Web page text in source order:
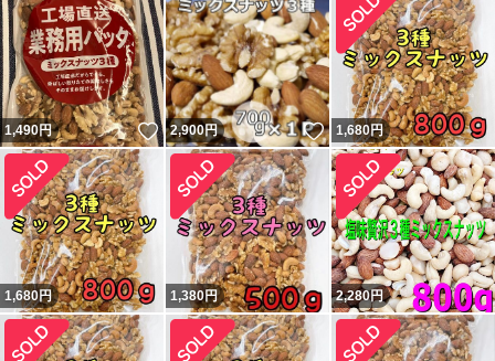
1,490円 いいね！
2,900円 いいね！
1,680円
1,680円 1,380円 2,280円